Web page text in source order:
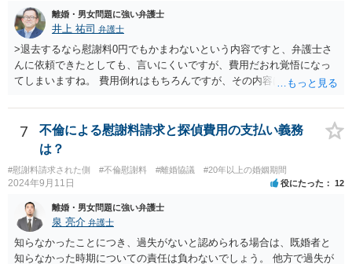
できるかどうかの方が重要だと思います（合意できなれば納得した金
額をもらえないという意味では、奥様の不満は残るからです）。 特別
経費という問題はあるのですが、一般には、収入から婚姻費用は定め
られ、全ての生活費が入っていると見ます。奥様の利益のために支払
っている費用については、婚姻費用から引くことも相当だと思いま
す。
離婚・男女問題に強い弁護士
井上 祐司 弁護士
>退去するなら慰謝料0円でもかまわないという内容ですと、弁護士さ
んに依頼できたとしても、言いにくいですが、費用だおれ覚悟になっ
てしまいますね。 費用倒れはもちろんですが、その内容は、法律的に
は期待しにくいと思います。 内容証明又は弁護士に委任することを検
討されているのであれば、慰謝料請求に限定した方がよいでしょう。
内容証明郵便において、「退去するのであれば慰謝料は要らない」と
あなたが書いたとしても、法律上、あなたに建物からの退去を求める
権限はないので、やはり不自然になってしまいます。
7
不倫による慰謝料請求と探偵費用の支払い義務
は？
#慰謝料請求された側 #不倫慰謝料 #離婚協議 #20年以上の婚姻期間
2024年9月11日 役にたった 12
離婚・男女問題に強い弁護士
泉 亮介 弁護士
知らなかったことにつき、過失がないと認められる場合は、既婚者と
知らなかった時期についての責任は負わないでしょう。 他方で過失が